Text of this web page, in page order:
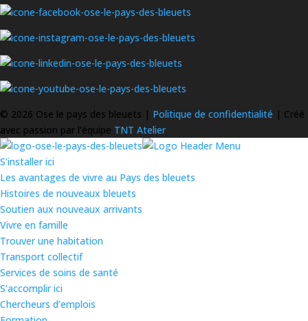
© 2026 Ose le pays des bleuets | Politique de confidentialité | Créé
avec passion par l’équipe TNT Atelier
S’installer ici
Les avantages de vivre au Pays des bleuets
Histoires de nouveaux bleuets
Soutien aux nouveaux arrivants
Vivre en famille
Trouver une habitation
Transport collectif
Services de soins de santé
S’accomplir ici
Chercheurs d’emplois